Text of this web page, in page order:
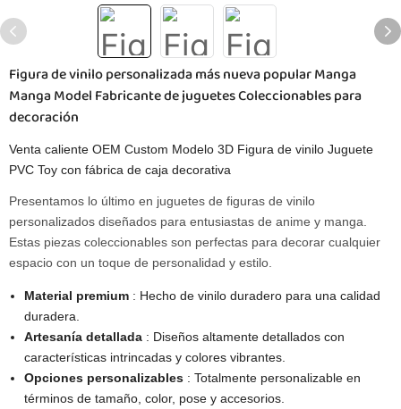
Figura de vinilo personalizada más nueva popular Manga
Manga Model Fabricante de juguetes Coleccionables para
decoración
Venta caliente OEM Custom Modelo 3D Figura de vinilo Juguete
PVC Toy con fábrica de caja decorativa
Presentamos lo último en juguetes de figuras de vinilo
personalizados diseñados para entusiastas de anime y manga.
Estas piezas coleccionables son perfectas para decorar cualquier
espacio con un toque de personalidad y estilo.
Material premium : Hecho de vinilo duradero para una calidad
duradera.
Artesanía detallada : Diseños altamente detallados con
características intrincadas y colores vibrantes.
Opciones personalizables : Totalmente personalizable en
términos de tamaño, color, pose y accesorios.